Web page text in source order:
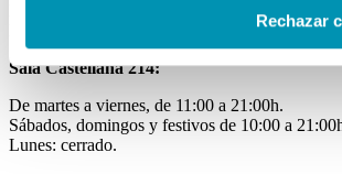
Rechazar
Laborables y festivos de 11:00 a 20:00h.
Sala Castellana 214:
De martes a viernes, de 11:00 a 21:00h.
Sábados, domingos y festivos de 10:00 a
Lunes: cerrado.